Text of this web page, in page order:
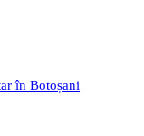
în Botoșani